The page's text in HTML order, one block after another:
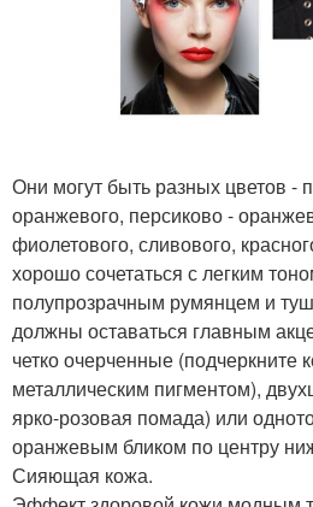
Они могут быть разных цветов -
оранжевого, персиково -
фиолетового, сливового,
хорошо сочетаться с легким
полупрозрачным румянцем и
должны оставаться главным
четко очерченные (подчеркните
металлическим пигментом),
ярко-розовая помада) или
оранжевым бликом по центру
Сияющая кожа.